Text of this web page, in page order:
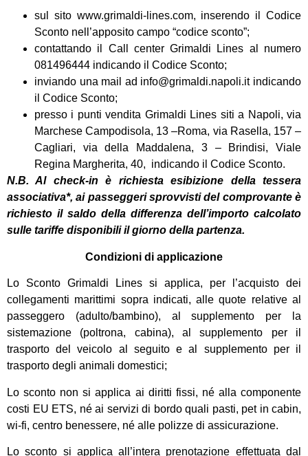
sul sito www.grimaldi-lines.com, inserendo il Codice
Sconto nell’apposito campo “codice sconto”;
contattando il Call center Grimaldi Lines al numero
081496444 indicando il Codice Sconto;
inviando una mail ad info@grimaldi.napoli.it indicando
il Codice Sconto;
presso i punti vendita Grimaldi Lines siti a Napoli, via
Marchese Campodisola, 13 –Roma, via Rasella, 157 –
Cagliari, via della Maddalena, 3 – Brindisi, Viale
Regina Margherita, 40, indicando il Codice Sconto.
N.B. Al check-in è richiesta esibizione della tessera
associativa*, ai passeggeri sprovvisti del comprovante è
richiesto il saldo della differenza dell’importo calcolato
sulle tariffe disponibili il giorno della partenza.
Condizioni di applicazione
Lo Sconto Grimaldi Lines si applica, per l’acquisto dei
collegamenti marittimi sopra indicati, alle quote relative al
passeggero (adulto/bambino), al supplemento per la
sistemazione (poltrona, cabina), al supplemento per il
trasporto del veicolo al seguito e al supplemento per il
trasporto degli animali domestici;
Lo sconto non si applica ai diritti fissi, né alla componente
costi EU ETS, né ai servizi di bordo quali pasti, pet in cabin,
wi-fi, centro benessere, né alle polizze di assicurazione.
Lo sconto si applica all’intera prenotazione effettuata dal